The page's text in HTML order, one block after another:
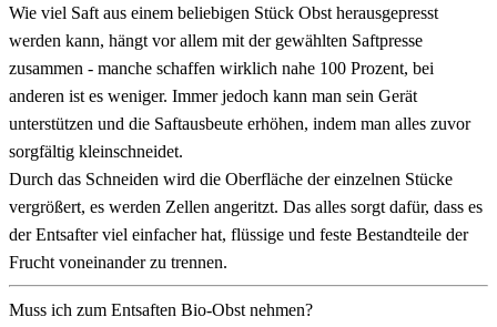
Wie viel Saft aus einem beliebigen Stück Obst herausgepresst
werden kann, hängt vor allem mit der gewählten Saftpresse
zusammen - manche schaffen wirklich nahe 100 Prozent, bei
anderen ist es weniger. Immer jedoch kann man sein Gerät
unterstützen und die Saftausbeute erhöhen, indem man alles zuvor
sorgfältig kleinschneidet.
Durch das Schneiden wird die Oberfläche der einzelnen Stücke
vergrößert, es werden Zellen angeritzt. Das alles sorgt dafür, dass es
der Entsafter viel einfacher hat, flüssige und feste Bestandteile der
Frucht voneinander zu trennen.
Muss ich zum Entsaften Bio-Obst nehmen?